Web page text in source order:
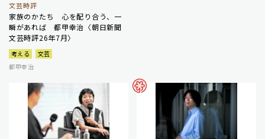
文芸時評
家族のかたち 心を配り合う、一
瞬があれば 都甲幸治〈朝日新聞
文芸時評26年7月〉
考える
文芸
都甲幸治